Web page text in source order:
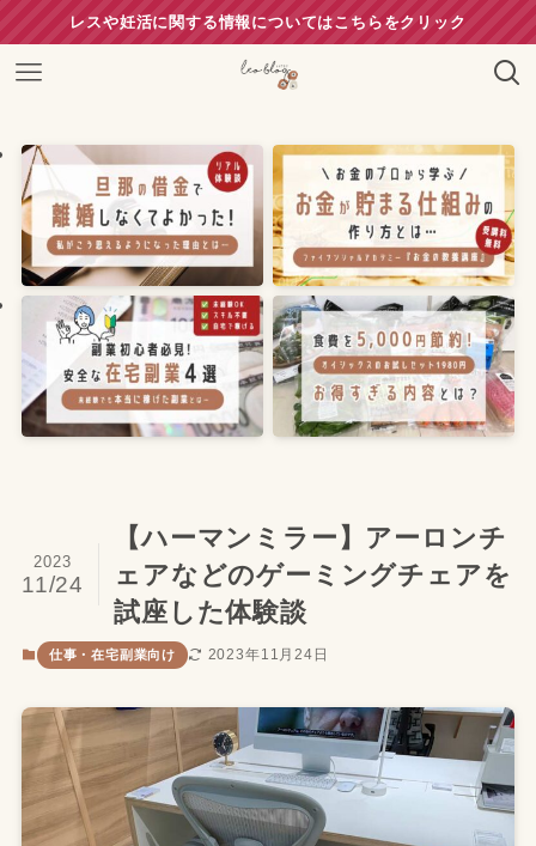
レスや妊活に関する情報についてはこちらをクリック
【ハーマンミラー】アーロンチ
ェアなどのゲーミングチェアを
試座した体験談
2023
11/24
仕事・在宅副業向け 2023年11月24日